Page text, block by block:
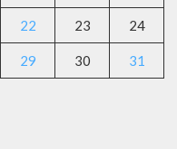
22 23 24
29 30 31